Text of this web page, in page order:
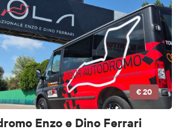
€ 20
Enzo e Dino Ferrari